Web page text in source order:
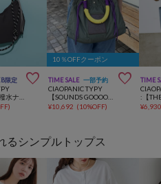
限定 
)
10％OFFクーポン
TIME SALE 一部予約 
CIAOPANIC TYPY
【SOUNDS GOOOOD】【新色追加】2WAYナイロンタックギャザーパラコードBAG
¥10,692 (10%OFF)
TIME
¥
るシンプルトップス